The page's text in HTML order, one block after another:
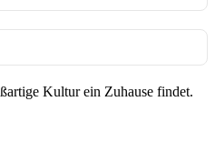
Kultur ein Zuhause findet.